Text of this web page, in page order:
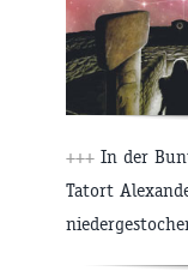
+++ In der
Tatort